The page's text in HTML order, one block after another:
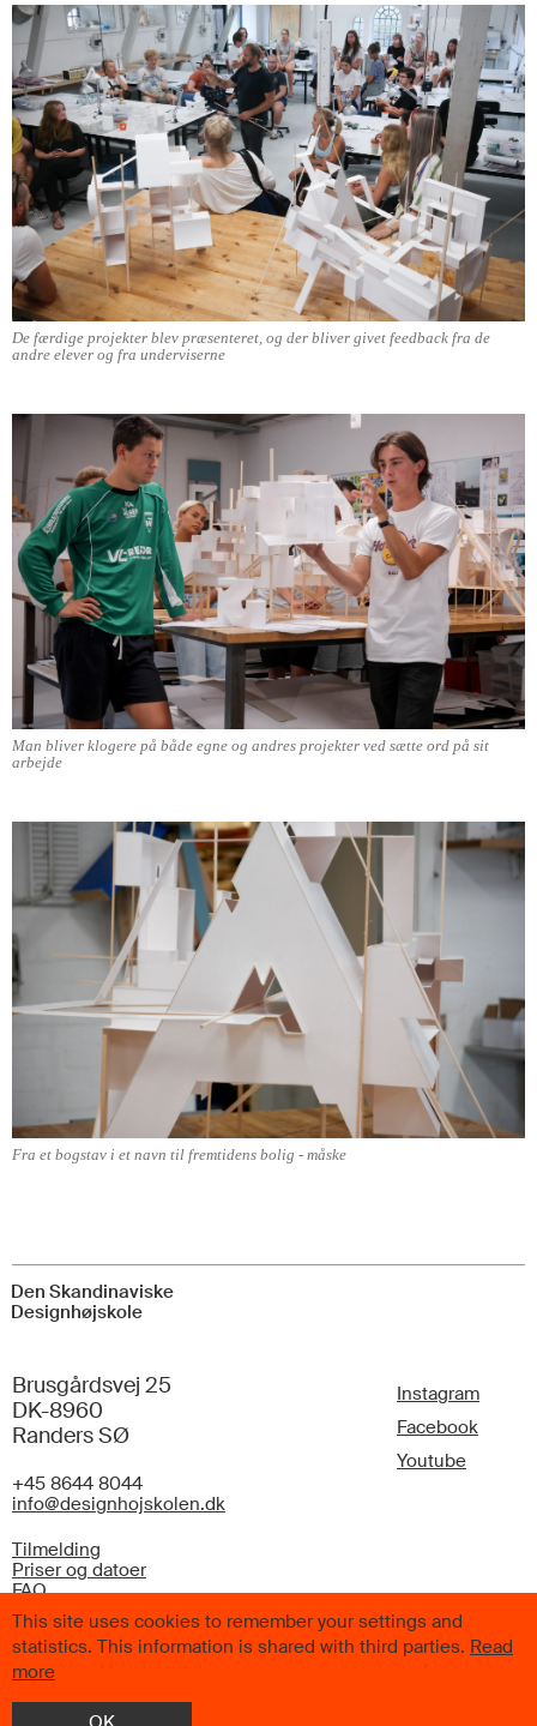
De færdige projekter blev præsenteret, og der bliver givet feedback fra de
andre elever og fra underviserne
Man bliver klogere på både egne og andres projekter ved sætte ord på sit
arbejde
Fra et bogstav i et navn til fremtidens bolig - måske
This site uses cookies to remember your settings and
statistics. This information is shared with third parties. Read
more
Den Skandinaviske
Designhøjskole
Brusgårdsvej 25
DK-8960
Randers SØ
+45 8644 8044
info@designhojskolen.dk
Tilmelding
Priser og datoer
FAQ
Instagram
Facebook
Youtube